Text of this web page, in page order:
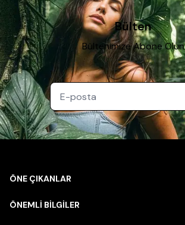
Bülten
Bültenimize Abone Olun
ÖNE ÇIKANLAR
ÖNEMLİ BİLGİLER